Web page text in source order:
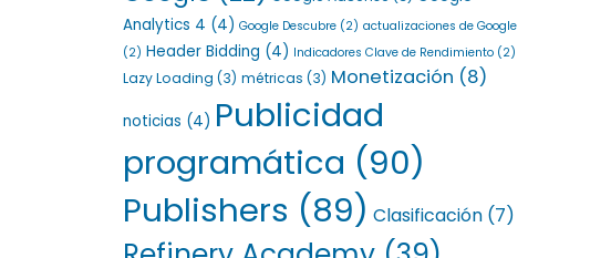
Analytics 4 (4) Google Descubre (2) actualizaciones de Google
(2) Header Bidding (4) Indicadores Clave de Rendimiento (2)
Lazy Loading (3) métricas (3) Monetización (8)
noticias (4) Publicidad
programática (90)
Publishers (89) Clasificación (7)